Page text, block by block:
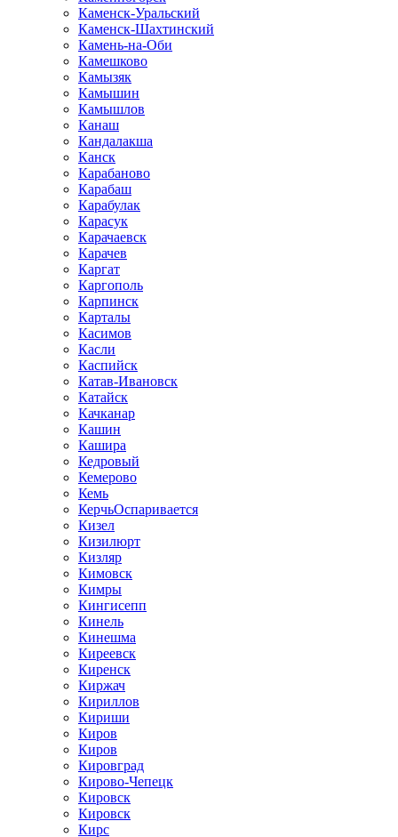
Каменск-Уральский
Каменск-Шахтинский
Камень-на-Оби
Камешково
Камызяк
Камышин
Камышлов
Канаш
Кандалакша
Канск
Карабаново
Карабаш
Карабулак
Карасук
Карачаевск
Карачев
Каргат
Каргополь
Карпинск
Карталы
Касимов
Касли
Каспийск
Катав-Ивановск
Катайск
Качканар
Кашин
Кашира
Кедровый
Кемерово
Кемь
КерчьОспаривается
Кизел
Кизилюрт
Кизляр
Кимовск
Кимры
Кингисепп
Кинель
Кинешма
Киреевск
Киренск
Киржач
Кириллов
Кириши
Киров
Киров
Кировград
Кирово-Чепецк
Кировск
Кировск
Кирс